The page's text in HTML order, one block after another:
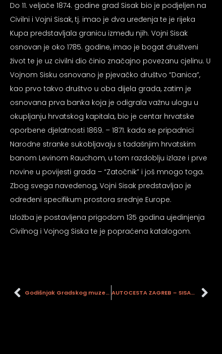
Do 11. veljače 1874. godine grad Sisak bio je podjeljen na
Civilni i Vojni Sisak, tj. imao je dva uređenja te je rijeka
Kupa predstavljala granicu između njih. Vojni Sisak
osnovan je oko 1785. godine, imao je bogat društveni
život te je uz civilni dio činio značajno povezanu cjelinu. U
Vojnom Sisku osnovano je pjevačko društvo “Danica”,
kao prvo takvo društvo u oba dijela grada, zatim je
osnovana prva banka koja je odigrala važnu ulogu u
okupljanju hrvatskog kapitala, bio je centar hrvatske
oporbene djelatnosti 1869. – 1871. kada se pripadnici
Narodne stranke sukobljavaju s tadašnjim hrvatskim
banom Levinom Rauchom, u tom razdoblju izlaze i prve
novine u povijesti grada – “Zatočnik” i još mnogo toga.
Zbog svega navedenog, Vojni Sisak predstavljao je
određeni specifikum prostora srednje Europe.
Izložba je postavljena prigodom 135 godina ujedinjenja
Civilnog i Vojnog Siska te je popraćena katalogom.
Godišnjak Gradskog muzeja Sisak AUTOCESTA ZAGREB – SISAK, LOKALITET ODRA 2009.